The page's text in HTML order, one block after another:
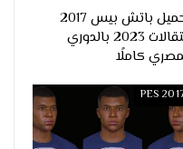
تحميل باتش بيس 2017
انتقالات 2023 بالدوري
كاملًا
PES